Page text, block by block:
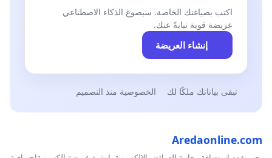
اكتب بصياغتك الخاصة. سيصوغ الذكاء الاصطناعي
عريضة قوية نيابةً عنك.
إنشاء العريضة
تبقى بياناتك ملكًا لك الخصوصية منذ التصميم
Aredaonline.com